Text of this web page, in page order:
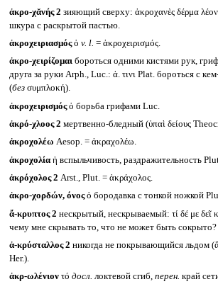
ἀκρο-χᾰνής 2 зияющий сверху: ἀκροχανὲς δέρμα
шкура с раскрытой пастью.
ἀκροχειριασμόςὁ v. l. = ἀκροχειρισμός.
ἀκρο-χειρίζομαι бороться одними кистями рук,
друга за руки Arph., Luc.: ἀ. τινι Plat. бороться с
(безσυμπλοκή).
ἀκροχειρισμόςὁ борьба грифами Luc.
ἀκρό-χλοος 2 мертвенно-бледный (ὑπαὶ δείους
ἀκροχολέω Aesop. = ἀκραχολέω.
ἀκροχολία ἡ вспыльчивость, раздражительность
ἀκρόχολος 2 Arst., Plut. = ἀκράχολος.
ἀκρο-χορδών, όνοςὁ бородавка с тонкой ножкой
ἄ-κρυπτος 2 нескрытый, нескрываемый: τί δέ με δεῖ
чему мне скрывать то, что не может быть сокрыто?
ἀ-κρύσταλλος 2 никогда не покрывающийся льдом
Her.).
ἀκρ-ωλένιον τό досл. локтевой сгиб, перен. край